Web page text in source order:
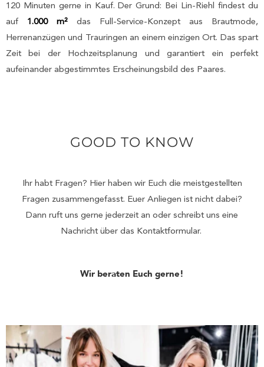
120 Minuten gerne in Kauf. Der Grund: Bei Lin-Riehl findest du
auf 1.000 m² das Full-Service-Konzept aus Brautmode,
Herrenanzügen und Trauringen an einem einzigen Ort. Das spart
Zeit bei der Hochzeitsplanung und garantiert ein perfekt
aufeinander abgestimmtes Erscheinungsbild des Paares.
GOOD TO KNOW
Ihr habt Fragen? Hier haben wir Euch die meistgestellten
Fragen zusammengefasst. Euer Anliegen ist nicht dabei?
Dann ruft uns gerne jederzeit an oder schreibt uns eine
Nachricht über das Kontaktformular.
Wir beraten Euch gerne!